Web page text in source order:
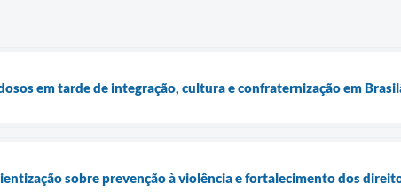
em tarde de integração, cultura e confraternização em
sobre prevenção à violência e fortalecimento dos